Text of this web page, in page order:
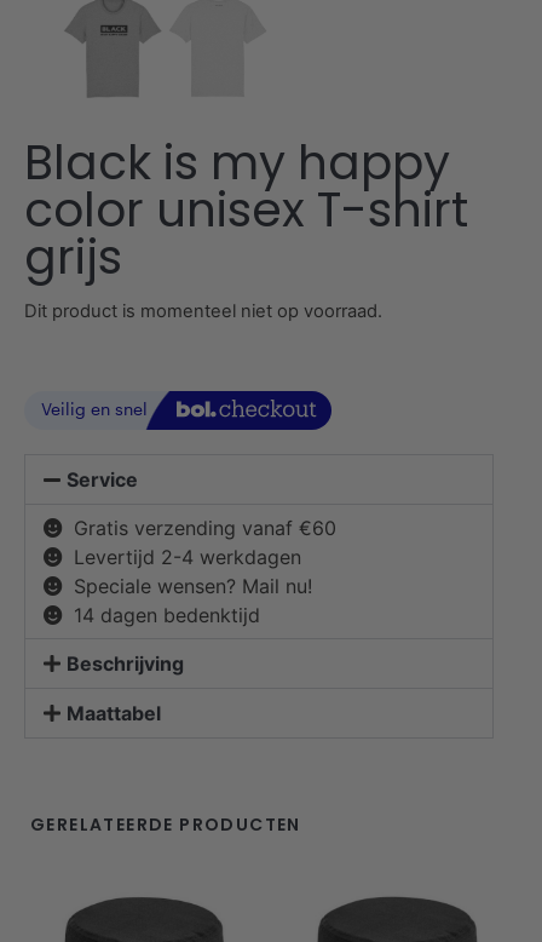
Black is my happy
color unisex T-shirt
grijs
Dit product is momenteel niet op voorraad.
Service
Gratis verzending vanaf €60
Levertijd 2-4 werkdagen
Speciale wensen? Mail nu!
14 dagen bedenktijd
Beschrijving
Maattabel
GERELATEERDE PRODUCTEN